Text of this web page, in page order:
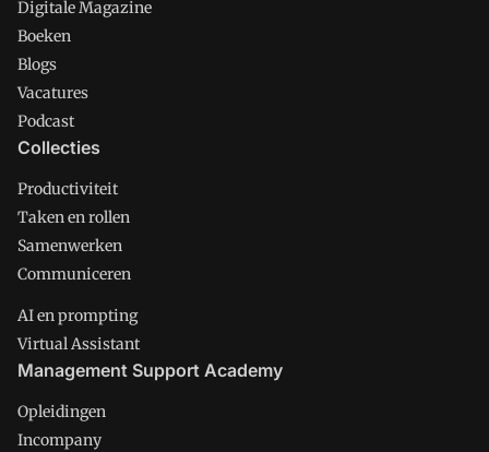
Digitale Magazine
Boeken
Blogs
Vacatures
Podcast
Collecties
Productiviteit
Taken en rollen
Samenwerken
Communiceren
AI en prompting
Virtual Assistant
Management Support Academy
Opleidingen
Incompany